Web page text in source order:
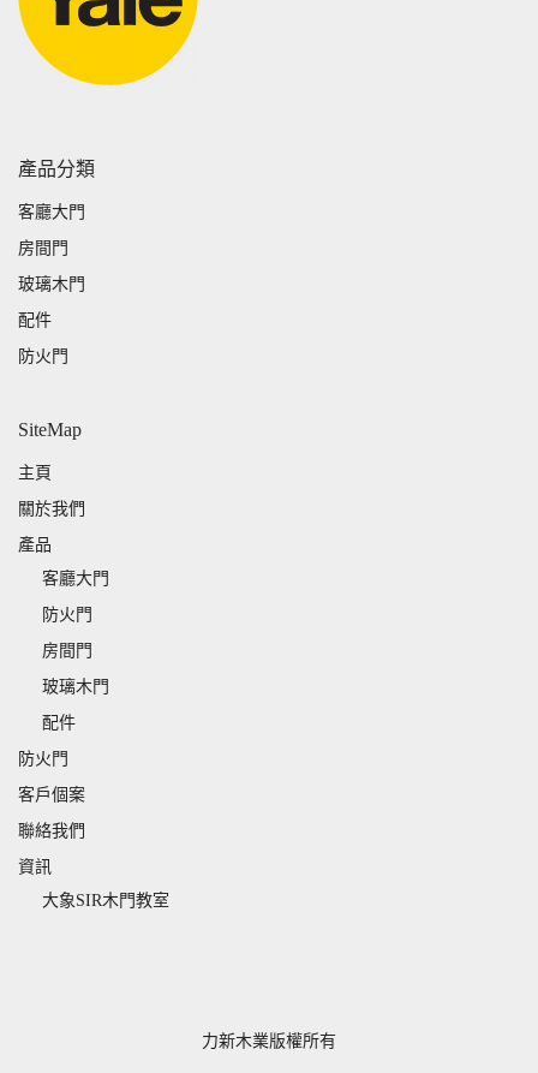
產品分類
客廳大門
房間門
玻璃木門
配件
防火門
SiteMap
主頁
關於我們
產品
客廳大門
防火門
房間門
玻璃木門
配件
防火門
客戶個案
聯絡我們
資訊
大象SIR木門教室
力新木業版權所有